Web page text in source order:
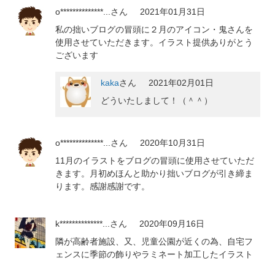
o**************... さん
2021年01月31日
私の拙いブログの冒頭に２月のアイコン・鬼さんを
使用させていただきます。イラスト提供ありがとう
ございます
kakaさん
2021年02月01日
どういたしまして！（＾＾）
o**************... さん
2020年10月31日
11月のイラストをブログの冒頭に使用させていただ
きます。月初めほんと助かり拙いブログが引き締ま
ります。感謝感謝です。
k**************... さん
2020年09月16日
隣が高齢者施設、又、児童公園が近くの為、自宅フ
ェンスに季節の飾りやラミネート加工したイラスト